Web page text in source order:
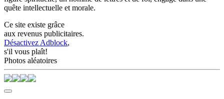
quête intellectuelle et morale.
Ce site existe grâce
aux revenus publicitaires.
Désactivez Adblock,
s'il vous plaît!
Photos aléatoires